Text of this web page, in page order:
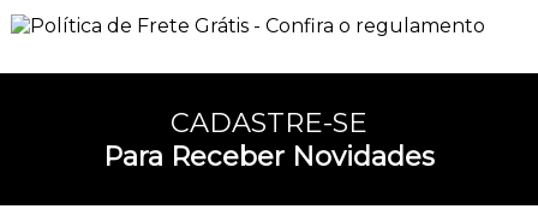
CADASTRE-SE
Para Receber Novidades